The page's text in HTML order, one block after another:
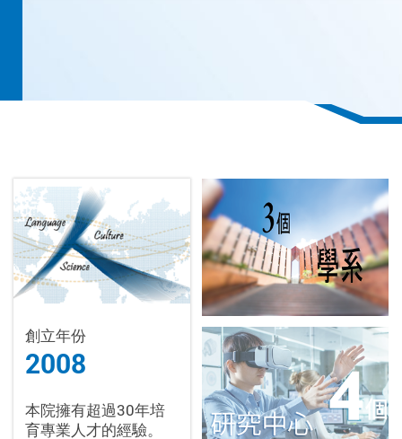
創立年份
2008
本院擁有超過30年培
育專業人才的經驗。